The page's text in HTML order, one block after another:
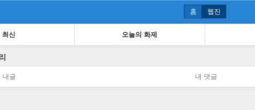
홈 웹진
최신 오늘의 화제
내글 내 댓글